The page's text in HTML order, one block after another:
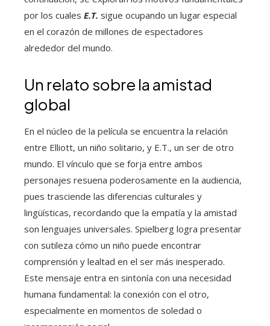
por los cuales E.T. sigue ocupando un lugar especial
en el corazón de millones de espectadores
alrededor del mundo.
Un relato sobre la amistad
global
En el núcleo de la película se encuentra la relación
entre Elliott, un niño solitario, y E.T., un ser de otro
mundo. El vínculo que se forja entre ambos
personajes resuena poderosamente en la audiencia,
pues trasciende las diferencias culturales y
lingüísticas, recordando que la empatía y la amistad
son lenguajes universales. Spielberg logra presentar
con sutileza cómo un niño puede encontrar
comprensión y lealtad en el ser más inesperado.
Este mensaje entra en sintonía con una necesidad
humana fundamental: la conexión con el otro,
especialmente en momentos de soledad o